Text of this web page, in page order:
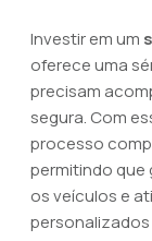
Investir em um
oferece uma
precisam
segura. Com
processo
permitindo
os veículos e
personalizados